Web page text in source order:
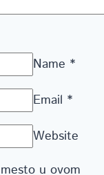
Name *
Email *
Website
u ovom